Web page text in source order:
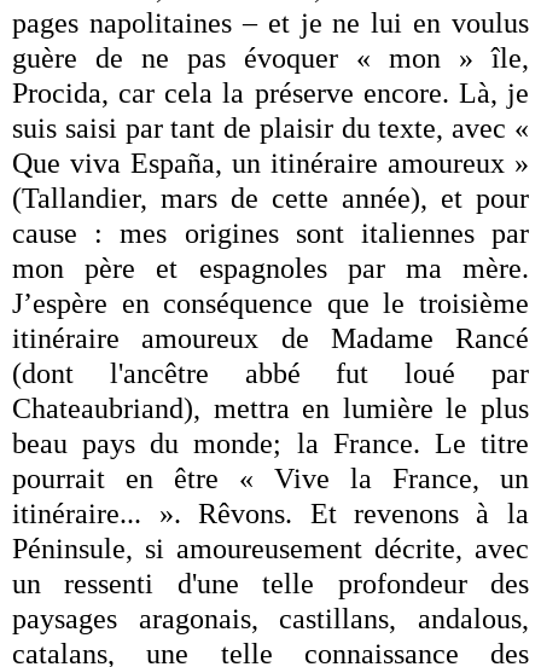
pages napolitaines – et je ne lui en voulus
guère de ne pas évoquer « mon » île,
Procida, car cela la préserve encore. Là, je
suis saisi par tant de plaisir du texte, avec «
Que viva España, un itinéraire amoureux »
(Tallandier, mars de cette année), et pour
cause : mes origines sont italiennes par
mon père et espagnoles par ma mère.
J’espère en conséquence que le troisième
itinéraire amoureux de Madame Rancé
(dont l'ancêtre abbé fut loué par
Chateaubriand), mettra en lumière le plus
beau pays du monde; la France. Le titre
pourrait en être « Vive la France, un
itinéraire... ». Rêvons. Et revenons à la
Péninsule, si amoureusement décrite, avec
un ressenti d'une telle profondeur des
paysages aragonais, castillans, andalous,
catalans, une telle connaissance des